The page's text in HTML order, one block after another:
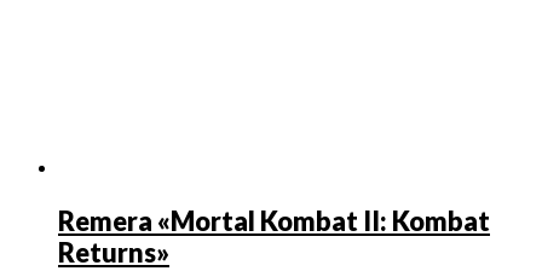
Remera «Mortal Kombat II: Kombat
Returns»